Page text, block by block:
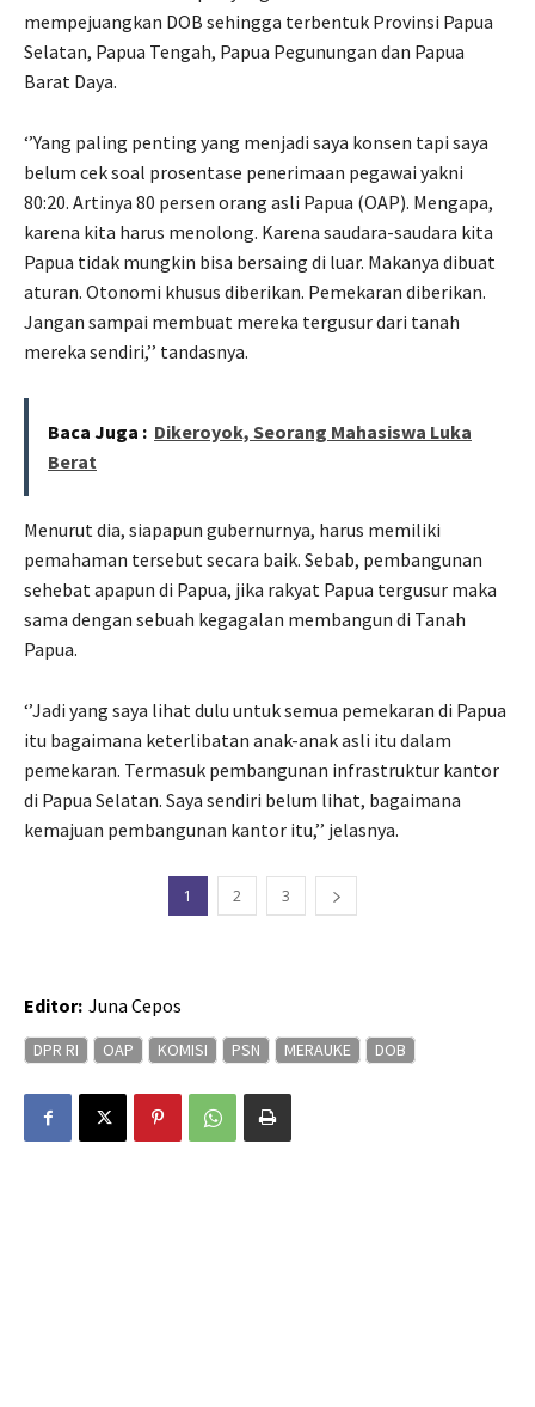
mempejuangkan DOB sehingga terbentuk Provinsi Papua
Selatan, Papua Tengah, Papua Pegunungan dan Papua
Barat Daya.
‘’Yang paling penting yang menjadi saya konsen tapi saya
belum cek soal prosentase penerimaan pegawai yakni
80:20. Artinya 80 persen orang asli Papua (OAP). Mengapa,
karena kita harus menolong. Karena saudara-saudara kita
Papua tidak mungkin bisa bersaing di luar. Makanya dibuat
aturan. Otonomi khusus diberikan. Pemekaran diberikan.
Jangan sampai membuat mereka tergusur dari tanah
mereka sendiri,’’ tandasnya.
Baca Juga : Dikeroyok, Seorang Mahasiswa Luka
Berat
Menurut dia, siapapun gubernurnya, harus memiliki
pemahaman tersebut secara baik. Sebab, pembangunan
sehebat apapun di Papua, jika rakyat Papua tergusur maka
sama dengan sebuah kegagalan membangun di Tanah
Papua.
‘’Jadi yang saya lihat dulu untuk semua pemekaran di Papua
itu bagaimana keterlibatan anak-anak asli itu dalam
pemekaran. Termasuk pembangunan infrastruktur kantor
di Papua Selatan. Saya sendiri belum lihat, bagaimana
kemajuan pembangunan kantor itu,’’ jelasnya.
1 2 3
Editor: Juna Cepos
DPR RI OAP KOMISI PSN MERAUKE DOB